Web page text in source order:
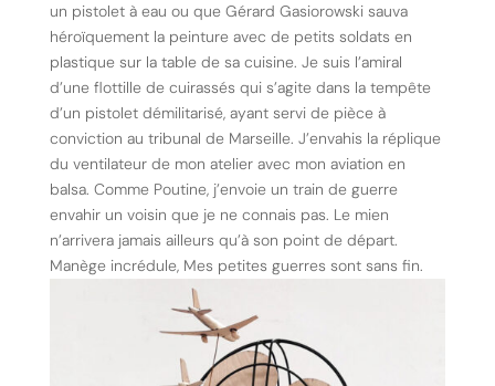
un pistolet à eau ou que Gérard Gasiorowski sauva
héroïquement la peinture avec de petits soldats en
plastique sur la table de sa cuisine. Je suis l’amiral
d’une flottille de cuirassés qui s’agite dans la tempête
d’un pistolet démilitarisé, ayant servi de pièce à
conviction au tribunal de Marseille. J’envahis la réplique
du ventilateur de mon atelier avec mon aviation en
balsa. Comme Poutine, j’envoie un train de guerre
envahir un voisin que je ne connais pas. Le mien
n’arrivera jamais ailleurs qu’à son point de départ.
Manège incrédule, Mes petites guerres sont sans fin.